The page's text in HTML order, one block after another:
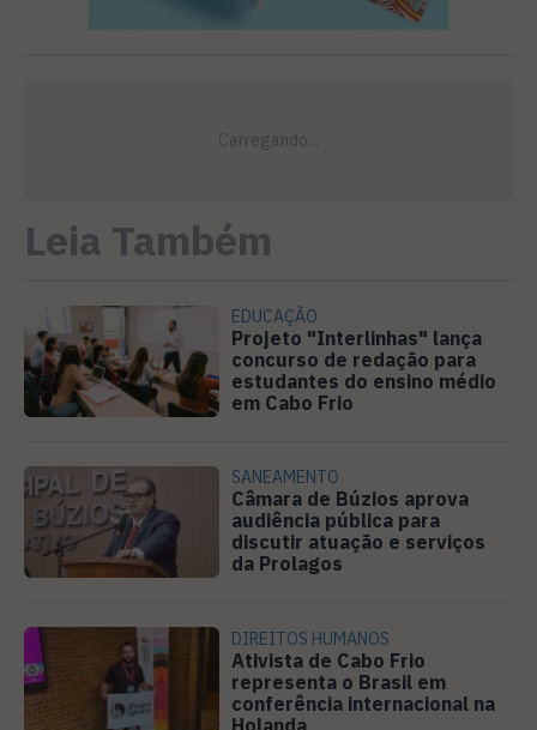
Leia Também
EDUCAÇÃO
Projeto "Interlinhas" lança
concurso de redação para
estudantes do ensino médio
em Cabo Frio
SANEAMENTO
Câmara de Búzios aprova
audiência pública para
discutir atuação e serviços
da Prolagos
DIREITOS HUMANOS
Ativista de Cabo Frio
representa o Brasil em
conferência internacional na
Holanda